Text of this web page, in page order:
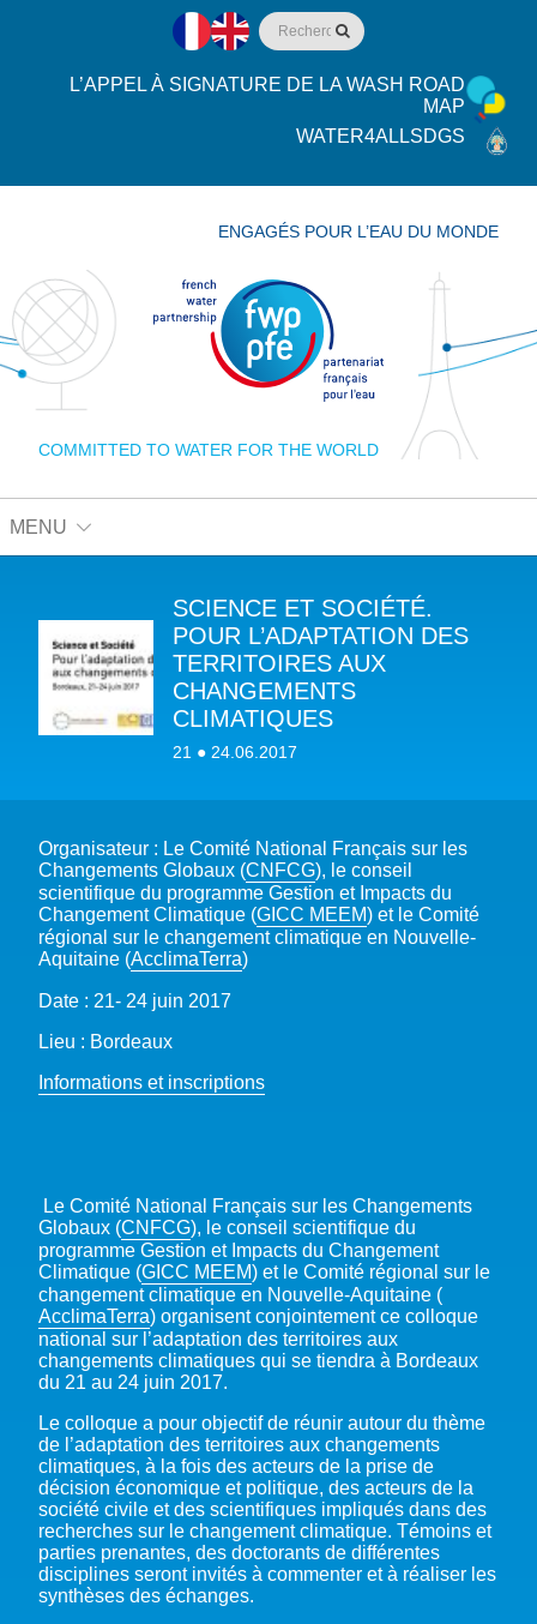
L’APPEL À SIGNATURE DE LA WASH ROAD
MAP
WATER4ALLSDGS
COMMITTED TO WATER FOR THE WORLD
ENGAGÉS POUR L’EAU DU MONDE
MENU
A PROPOS DU PFE
NOTRE MISSION
LES MEMBRES DU PFE
NOTRE PLAIDOYER MULTI-ACTEUR
L’EAU DANS LES OBJECTIFS DU DÉVELOPPEMENT DURABLE (ODD)
WASH ROAD MAP
CRISE UKRAINIENNE 2022
EAUX, SOLS, AGROÉCOLOGIE ET SÉCURITÉ ALIMENTAIRE
AUTRES EXPERTISES
NOS PRODUCTIONS
FORUM URBAIN MONDIAL – LE CAIRE 2024
COP16 BIODIVERSITÉ – CALI 2024
FORUM MONDIAL DE L’EAU – BALI 2024
COP28 CLIMAT – DUBAÏ 2023
CONFÉRENCE ONU SUR L’EAU – NEW YORK 2023
SCIENCE ET SOCIÉTÉ.
POUR L’ADAPTATION DES
TERRITOIRES AUX
CHANGEMENTS
CLIMATIQUES
21 ● 24.06.2017
Organisateur : Le Comité National Français sur les
Changements Globaux (CNFCG), le conseil
scientifique du programme Gestion et Impacts du
Changement Climatique (GICC MEEM) et le Comité
régional sur le changement climatique en Nouvelle-
Aquitaine (AcclimaTerra)
Date : 21- 24 juin 2017
Lieu : Bordeaux
Informations et inscriptions
Le Comité National Français sur les Changements
Globaux (CNFCG), le conseil scientifique du
programme Gestion et Impacts du Changement
Climatique (GICC MEEM) et le Comité régional sur le
changement climatique en Nouvelle-Aquitaine (
AcclimaTerra) organisent conjointement ce colloque
national sur l’adaptation des territoires aux
changements climatiques qui se tiendra à Bordeaux
du 21 au 24 juin 2017.
Le colloque a pour objectif de réunir autour du thème
de l’adaptation des territoires aux changements
climatiques, à la fois des acteurs de la prise de
décision économique et politique, des acteurs de la
société civile et des scientifiques impliqués dans des
recherches sur le changement climatique. Témoins et
parties prenantes, des doctorants de différentes
disciplines seront invités à commenter et à réaliser les
synthèses des échanges.